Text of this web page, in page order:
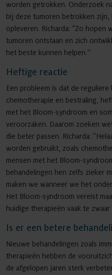
worden getrokken. Onderzoek
bij deze tumoren betrokken
opleveren. Richarda: “Zo hopen
tumoren ontstaan en zich
het beste kunnen helpen.”
Heftige reactie
Een probleem is dat de
chemotherapie en bestraling,
met het Bloom-syndroom en
veroorzaken. ­Daarom zoeken
die beter passen. Richarda:
worden gebruikt, zoals
mensen met het Bloom-
behandelingen hen zelfs zieker
maken we wanneer we het
Het Bloom-syndroom vereist
huidige therapieën vaak te zwaar
Is er een betere
Nieuwe behandelingen zoals
therapieën hebben de
de afgelopen jaren sterk